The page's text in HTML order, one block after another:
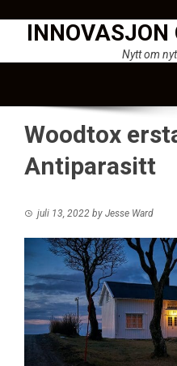
INNOVASJON
Nytt om
Woodtox
Antiparasitt
juli 13, 2022 by Jesse Ward